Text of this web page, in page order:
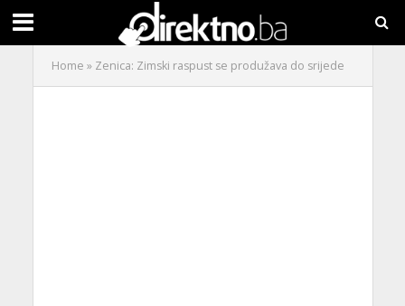
Home » Zenica: Zimski raspust se produžava do srijede